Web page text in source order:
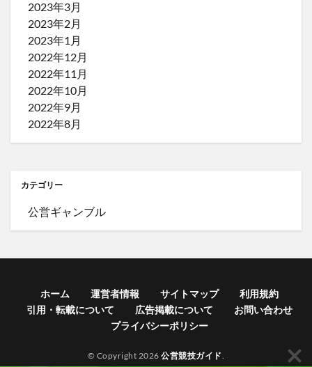
2023年3月
2023年2月
2023年1月
2022年12月
2022年11月
2022年10月
2022年9月
2022年8月
カテゴリー
公営ギャンブル
ホーム 運営者情報 サイトマップ
利用規約
引用・転載について
広告掲載について
お問い合わせ
プライバシーポリシー
© Copyright 2026公営競技ガイド